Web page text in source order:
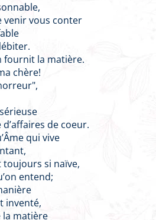
venir vous conter
fournit la matière.
chère!
de coeur.
qui vive
toujours si naïve,
entend;
inventé,
la matière